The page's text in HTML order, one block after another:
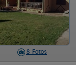
8 Fotos